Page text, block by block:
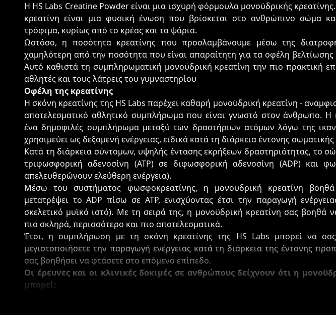
Η HS Labs Creatine Powder είναι μια ισχυρή φόρμουλα μονοϋδρικής
κρεατίνη είναι μια φυσική ένωση που βρίσκεται στο ανθρώπινο σώμα
τρόφιμα, κυρίως από το κρέας και τα ψάρια.
Ωστόσο, η ποσότητα κρεατίνης που προσλαμβάνουμε μέσω της
χαμηλότερη από την ποσότητα που είναι απαραίτητη για τα οφέλη
Αυτό καθιστά τη συμπληρωματική μονοϋδρική κρεατίνη την πιο πρακτική
αθλητές και τους λάτρεις του γυμναστηρίου
Οφέλη της κρεατίνης
Η σκόνη κρεατίνης της HS Labs παρέχει καθαρή μονοϋδρική κρεατίνη -
αποτελεσματικό αθλητικό συμπλήρωμα που είναι γνωστό στον άνθρωπο. Η
ένα δημοφιλές συμπλήρωμα μεταξύ των δραστήριων ατόμων λόγω της
χρησιμεύει ως δεξαμενή ενέργειας, ειδικά κατά τη διάρκεια έντονης
Κατά τη διάρκεια σύντομων, υψηλής έντασης εκρήξεων δραστηριότητας, το
τριφωσφορική αδενοσίνη (ATP) σε διφωσφορική αδενοσίνη (ADP) και
απελευθερώνουν ελεύθερη ενέργεια).
Μέσω του συστήματος φωσφοκρεατίνης, η μονοϋδρική κρεατίνη
μετατρέψει το ADP πίσω σε ATP, ενισχύοντας έτσι την παραγωγή
σκελετικό μυϊκό ιστό). Με τη σειρά της, η μονοϋδρική κρεατίνη σας βοηθά
πιο σκληρά, περισσότερο και πιο αποτελεσματικά.
Έτσι, η συμπλήρωση με τη σκόνη κρεατίνης της HS Labs μπορεί να
μεγιστοποιήσετε την παραγωγή ενέργειας κατά τη διάρκεια της έντονης
σας βοηθήσει να φτάσετε στο επόμενο επίπεδο.
Οι έρευνες και οι κλινικές δοκιμές σε ανθρώπους δείχνουν ότι η
μπορεί: